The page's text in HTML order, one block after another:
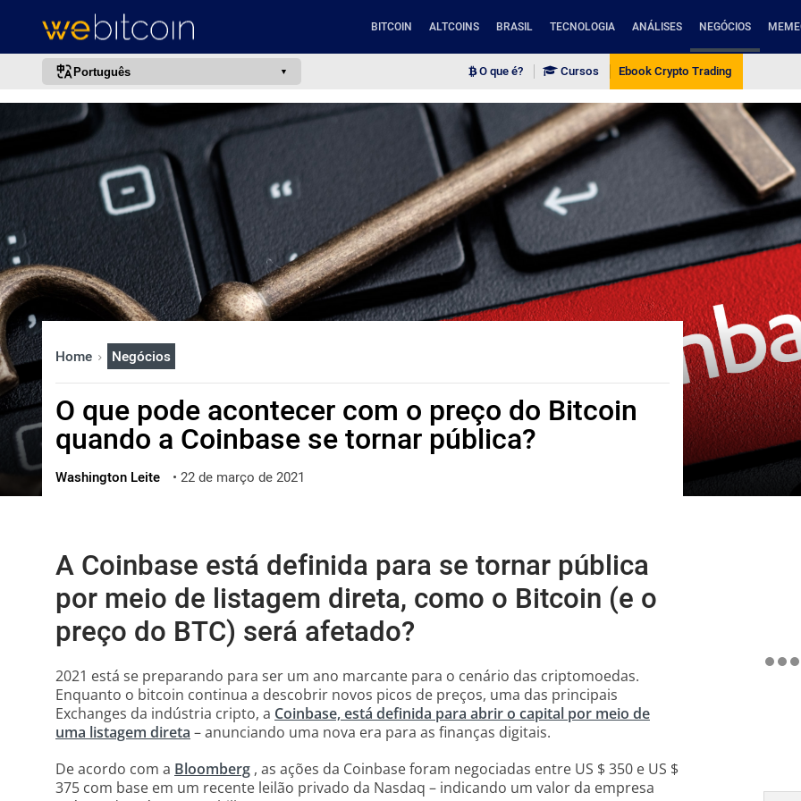
BITCOIN ALTCOINS BRASIL TECNOLOGIA ANÁLISES NEGÓCIOS
Português
português (BR)
english
español
français
italiano
deutsch
日本語
中文
한국어
العربية
ไทย
ქართული
O que é? Cursos Ebook Crypto Trading
Home Negócios
O que pode acontecer com o preço do Bitcoin
quando a Coinbase se tornar pública?
Washington Leite • 22 de março de 2021
A Coinbase está definida para se tornar pública
por meio de listagem direta, como o Bitcoin (e o
preço do BTC) será afetado?
2021 está se preparando para ser um ano marcante para o cenário das criptomoedas.
Enquanto o bitcoin continua a descobrir novos picos de preços, uma das principais
Exchanges da indústria cripto, a Coinbase, está definida para abrir o capital por meio de
uma listagem direta – anunciando uma nova era para as finanças digitais.
De acordo com a Bloomberg , as ações da Coinbase foram negociadas entre US $ 350 e US $
375 com base em um recente leilão privado da Nasdaq – indicando um valor da empresa